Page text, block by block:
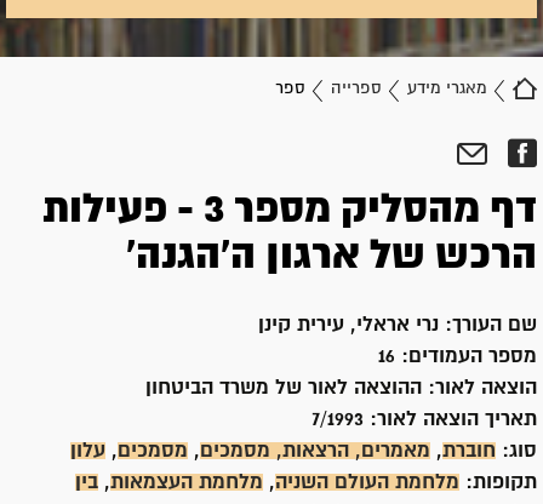
מאגרי מידע ספרייה ספר
דף מהסליק מספר 3 - פעילות
הרכש של ארגון ה'הגנה'
שם העורך: נרי אראלי, עירית קינן
מספר העמודים: 16
הוצאה לאור:
ההוצאה לאור של משרד הביטחון
תאריך הוצאה לאור:
סוג: חוברת, מאמרים, הרצאות, מסמכים , מסמכים , עלון
תקופות: מלחמת העולם השניה, מלחמת העצמאות, בין